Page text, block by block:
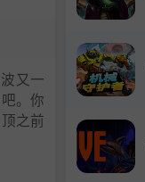
又一
。你
之前